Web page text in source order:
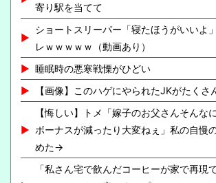
寄り駅を当てて
ショートスリーパー「寝たほうがいいよ
レｗｗｗｗｗ（動画あり）
睡眠時の悪寒戦慄がひどい
【画像】このハゲにやられたJKがたくさ
【悔しい】トメ「嫁子のお父さんそんな
ボーナスが減ったり大変ねぇ」私の自慢
めた→
「私さん宅で飲んだコーヒーが家で再現